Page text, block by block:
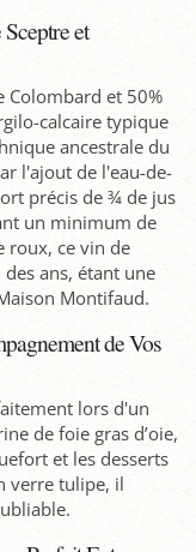
et
Colombard et 50%
calcaire typique
ancestrale du
l'ajout de l'eau-de-
précis de ¾ de jus
un minimum de
roux, ce vin de
ans, étant une
Montifaud.
de Vos
lors d'un
de foie gras d’oie,
et les desserts
verre tulipe, il